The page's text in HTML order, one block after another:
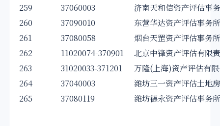
259
37060003
济南天和信资产评估事
260
37090010
东营华达资产评估事务所
261
37080058
烟台天罡资产评估事务
262
11020074-370901
北京中锋资产评估有限
263
31020033-371201
万隆(上海)资产评估有
264
37040003
潍坊三一资产评估土地
265
37080119 潍坊德永资产评估事务所